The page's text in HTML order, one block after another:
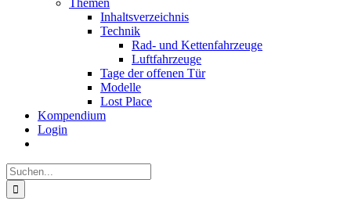
Themen
Inhaltsverzeichnis
Technik
Rad- und Kettenfahrzeuge
Luftfahrzeuge
Tage der offenen Tür
Modelle
Lost Place
Kompendium
Login
Suche
nach: